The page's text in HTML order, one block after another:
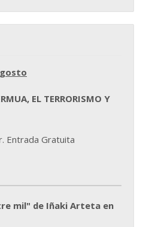
EL TERRORISMO Y
Entrada Gratuita
mil" de Iñaki Arteta en